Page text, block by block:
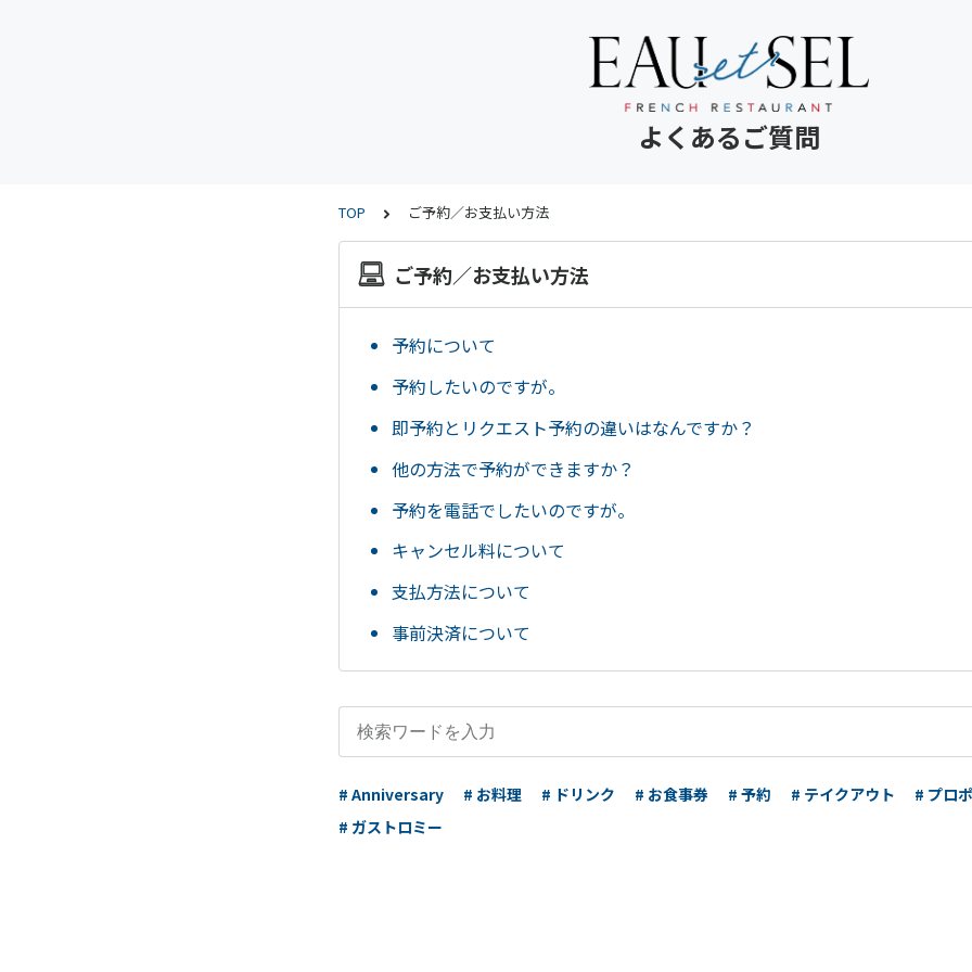
よくあるご質問
TOP ご予約／お支払い方法
ご予約／お支払い方法
予約について
予約したいのですが。
即予約とリクエスト予約の違いはなんですか？
他の方法で予約ができますか？
予約を電話でしたいのですが。
キャンセル料について
支払方法について
事前決済について
# Anniversary # お料理 # ドリンク # お食事券 # 予約 # テイクアウト
# プロ
# ガストロミー